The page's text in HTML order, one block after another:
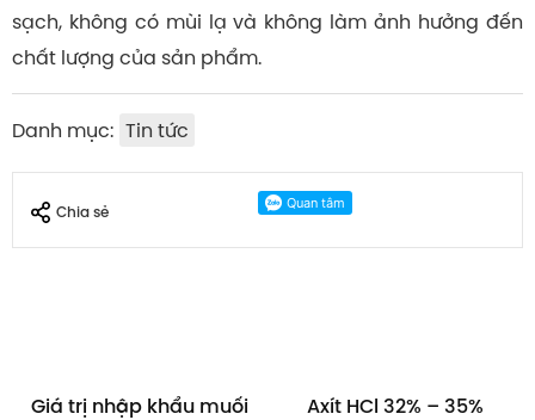
sạch, không có mùi lạ và không làm ảnh hưởng đến
chất lượng của sản phẩm.
Danh mục: Tin tức
Chia sẻ
Giá trị nhập khẩu muối
Axít HCl 32% – 35%